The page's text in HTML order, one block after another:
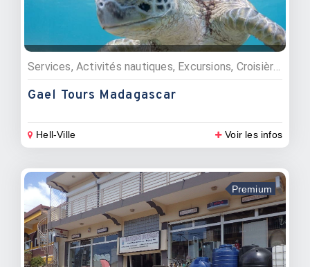
Services, Activités nautiques, Excursions, Croisières, Pêche, Agences d’excursions, Tour Opérateur
Gael Tours Madagascar
Hell-Ville Voir les infos
Premium